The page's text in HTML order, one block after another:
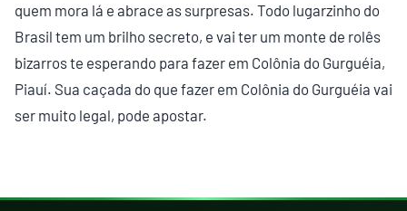
quem mora lá e abrace as surpresas. Todo lugarzinho do
Brasil tem um brilho secreto, e vai ter um monte de rolês
bizarros te esperando para fazer em Colônia do Gurguéia,
Piauí. Sua caçada do que fazer em Colônia do Gurguéia vai
ser muito legal, pode apostar.